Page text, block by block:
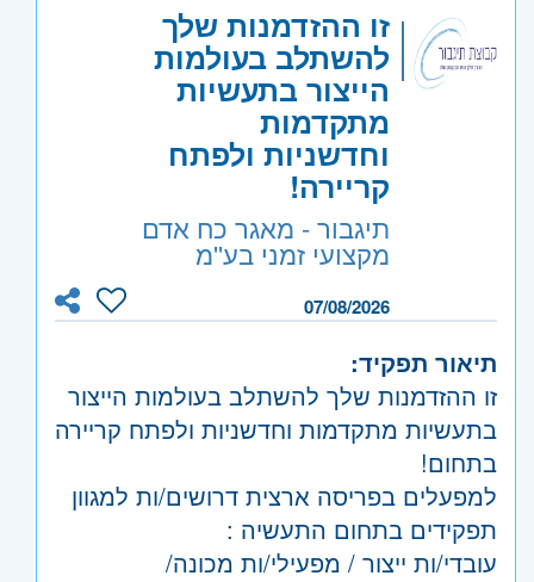
קוד משרה:533354
אזור: מרכז - תל אביב, פתח תקווה, רמת גן
וגבעתיים, בקעת אונו וגבעת שמואל, חולון
- רעננה, כפר סבא והוד השרון, ראש
העין, הרצליה ורמת השרון
- ראשון לציון ונס- ציונה
זו ההזדמנות שלך
להשתלב בעולמות
הייצור בתעשיות
מתקדמות
וחדשניות ולפתח
קריירה!
תיגבור - מאגר כח אדם
מקצועי זמני בע''מ
07/08/2026
תיאור תפקיד:
זו ההזדמנות שלך להשתלב בעולמות הייצור
בתעשיות מתקדמות וחדשניות ולפתח קריירה
בתחום!
למפעלים בפריסה ארצית דרושים/ות למגוון
תפקידים בתחום התעשיה :
עובדי/ות ייצור / מפעילי/ות מכונה/